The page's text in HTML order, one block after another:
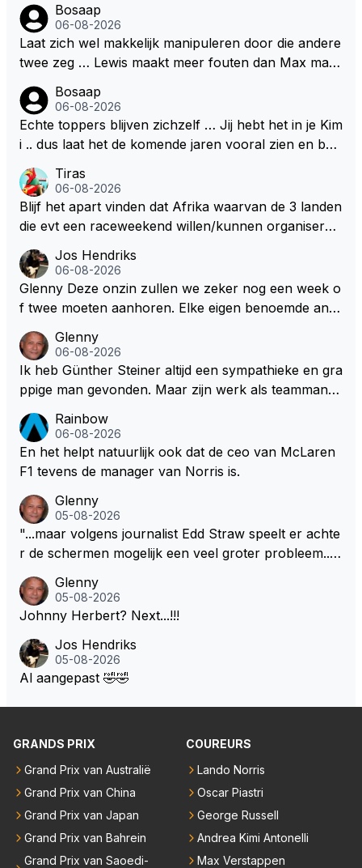
waliteit en niet om kwantiteit in het (zijn) leven. Voor
zo'n mindset in een wereld waarin het nota bene he
el vaak juist WEL om kwantiteit draait, en dat op z
bben. Toen hij zijn eerste titel in Abu Dhabi won in 2
021 zei hij al direct dat hij had bereikt wat hij altijd al g
raag wilde. Max was tevreden, de rest is bonus. Iets
dergelijks heb ik bijvoorbeeld Lando Norris nog niet
horen zeggen. Eigenlijk nog geen enkele andere cou
reur...
Bosaap
06-08-2026
Laat zich wel makkelijk manipuleren door die andere
twee zeg … Lewis maakt meer fouten dan Max maar
dt goed, begrijp mij goed, maar heeft ook het beste
materiaal .. Het kan en mag nooit zo zijn dat hij kwa
rijden hoger ingeschaald wordt dan Lewis en Max ..
toch echt te kort ..
Bosaap
06-08-2026
Echte toppers blijven zichzelf … Jij hebt het in je Kim
i .. dus laat het de komende jaren vooral zien en be
Tiras
06-08-2026
Blijf het apart vinden dat Afrika waarvan de 3 landen
die evt een raceweekend willen/kunnen organiseren
het opknappen van circuits en geld voor de FOM o
m maar die F1 licentie binnen te halen. Dit terwijl dez
e Afrikaanse landen allemaal nog steeds flink wat on
Jos Hendriks
06-08-2026
Glenny Deze onzin zullen we zeker nog een week o
f twee moeten aanhoren. Elke eigen benoemde anali
aan het einde van het liedje zitten ze er allemaal naa
st Dus glenny sterkte met deze bullshit lezen
Glenny
06-08-2026
Ik heb Günther Steiner altijd een sympathieke en gra
ppige man gevonden. Maar zijn werk als teammanag
oit veel indruk gemaakt. Voor mij persoonlijk lijkt hij d
ezelfde weg te bewandelen als analist. En dat is niet
vanwege zijn persoonlijke Top-3. Hij blijft sympathie
presentator bij RTL Duitsland, een televisiezender di
e de Formule 1 uitzendt in Duitsland..., mwah!
Rainbow
06-08-2026
En het helpt natuurlijk ook dat de ceo van McLaren
F1 tevens de manager van Norris is.
Glenny
05-08-2026
"...maar volgens journalist Edd Straw speelt er achte
r de schermen mogelijk een veel groter probleem..."
Glenny
05-08-2026
Johnny Herbert? Next...!!!
Jos Hendriks
05-08-2026
Al aangepast 🤣🤣
GRANDS PRIX
Grand Prix van Australië
Grand Prix van China
Grand Prix van Japan
Grand Prix van Bahrein
Grand Prix van Saoedi-
COUREURS
Lando Norris
Oscar Piastri
George Russell
Andrea Kimi Antonelli
Max Verstappen